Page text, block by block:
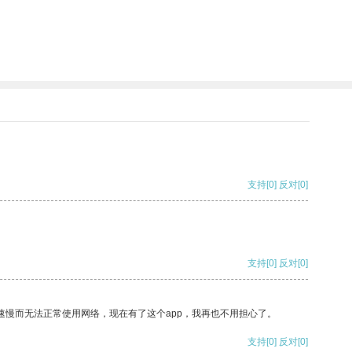
支持[0] 反对[0]
支持[0] 反对[0]
而无法正常使用网络，现在有了这个app，我再也不用担心了。
支持[0] 反对[0]